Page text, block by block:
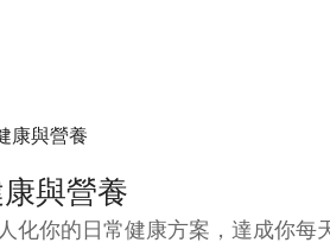
與營養
化你的日常健康方案，達成你每